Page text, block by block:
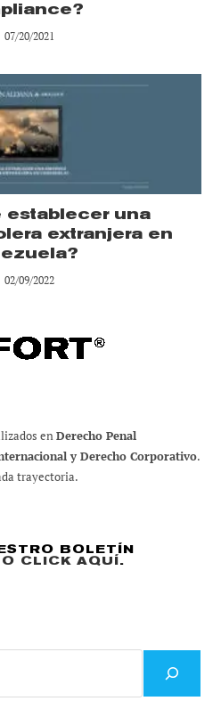
07/20/2021
establecer una
extranjera en
02/09/2022
enDerecho Penal
y Derecho Corporativo.
trayectoria.
BOLETÍN
CLICK AQUÍ.